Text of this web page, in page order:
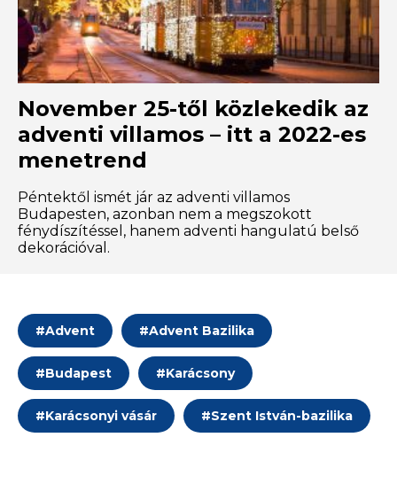
November 25-től közlekedik az
adventi villamos – itt a 2022-es
menetrend
Péntektől ismét jár az adventi villamos
Budapesten, azonban nem a megszokott
fénydíszítéssel, hanem adventi hangulatú belső
dekorációval.
#Advent #Advent Bazilika
#Budapest #Karácsony
#Karácsonyi vásár #Szent István-bazilika